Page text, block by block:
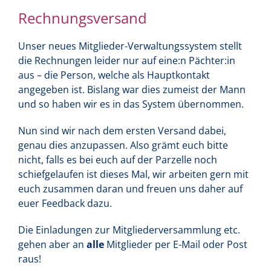
Rechnungsversand
Unser neues Mitglieder-Verwaltungssystem stellt
die Rechnungen leider nur auf eine:n Pächter:in
aus – die Person, welche als Hauptkontakt
angegeben ist. Bislang war dies zumeist der Mann
und so haben wir es in das System übernommen.
Nun sind wir nach dem ersten Versand dabei,
genau dies anzupassen. Also grämt euch bitte
nicht, falls es bei euch auf der Parzelle noch
schiefgelaufen ist dieses Mal, wir arbeiten gern mit
euch zusammen daran und freuen uns daher auf
euer Feedback dazu.
Die Einladungen zur Mitgliederversammlung etc.
gehen aber an alleMitglieder per E-Mail oder Post
raus!